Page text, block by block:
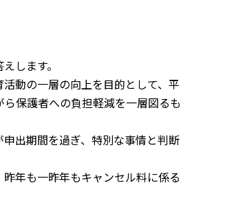
します。
動の一層の向上を目的として、平
保護者への負担軽減を一層図るも
出期間を過ぎ、特別な事情と判断
年も一昨年もキャンセル料に係る